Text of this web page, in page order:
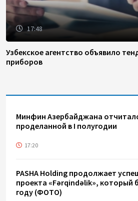
17:48
Узбекское агентство объявило
приборов
Минфин Азербайджана
проделанной в I полугодии
17:20
PASHA Holding продолжает
проекта «Fərqindəlik», который
году (ФОТО)